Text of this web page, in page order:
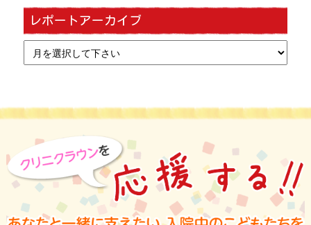
レポートアーカイブ